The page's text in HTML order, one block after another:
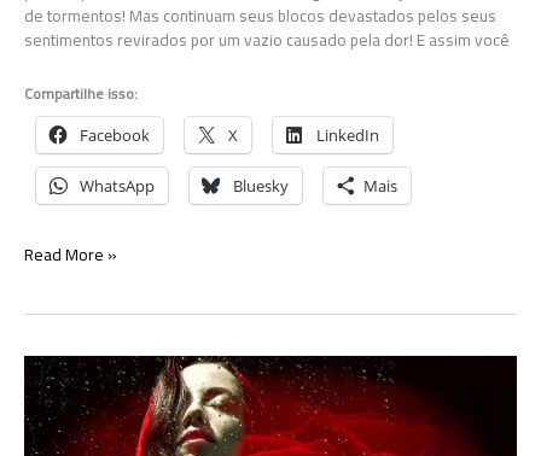
de tormentos! Mas continuam seus blocos devastados pelos seus
sentimentos revirados por um vazio causado pela dor! E assim você
Compartilhe isso:
Facebook X LinkedIn
WhatsApp Bluesky Mais
Resposta
uma
querida
poeta
Read More »